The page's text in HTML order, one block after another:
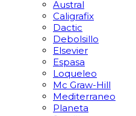
Austral
Caligrafix
Dactic
Debolsillo
Elsevier
Espasa
Loqueleo
Mc Graw-Hill
Mediterraneo
Planeta